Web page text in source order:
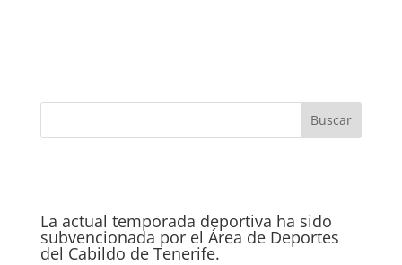
La actual temporada deportiva ha sido
subvencionada por el Área de Deportes
del Cabildo de Tenerife.